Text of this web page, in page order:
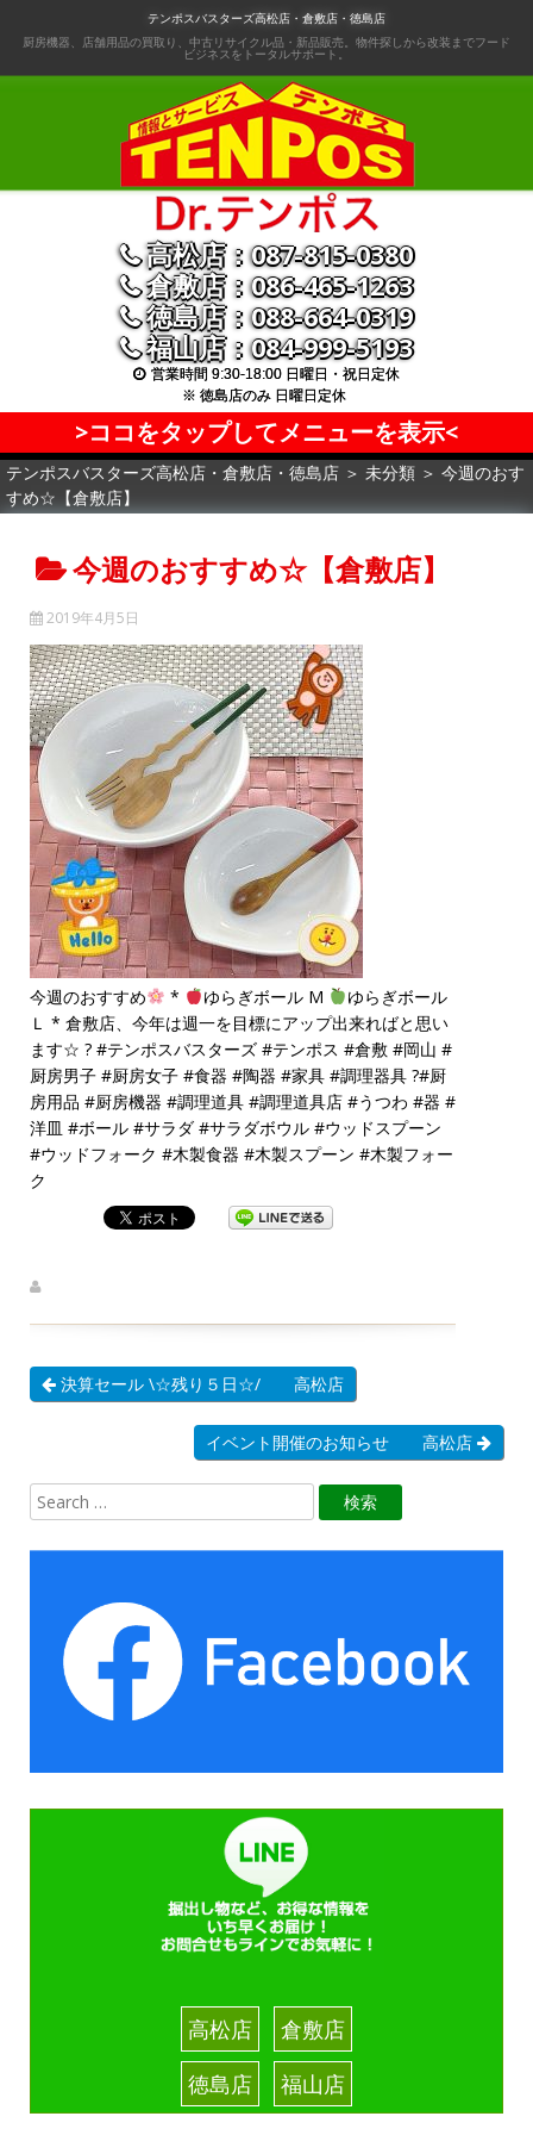
動
テンポスバスターズ高松店・倉敷店・徳島店
厨房機器、店舗用品の買取り、中古リサイクル品・新品販売。物件探しから改装までフード
ビジネスをトータルサポート。
高松店：087-815-0380
倉敷店：086-465-1263
徳島店：088-664-0319
福山店：084-999-5193
営業時間 9:30-18:00 日曜日・祝日定休
※ 徳島店のみ 日曜日定休
>ココをタップしてメニューを表示<
テンポスバスターズ高松店・倉敷店・徳島店 ＞ 未分類 ＞ 今週のおす
すめ☆【倉敷店】
今週のおすすめ☆【倉敷店】
2019年4月5日
今週のおすすめ * ゆらぎボールM
ゆらぎボール
Ｌ * 倉敷店、今年は週一を目標にアップ出来ればと思い
ます☆ ? #テンポスバスターズ #テンポス #倉敷 # 岡山 #
厨房男子 #厨房女子 #食器 #陶器 #家具 #調理器具 ?#厨
房用品 #厨房機器 #調理道具 #調理道具店 #うつわ #器 #
洋皿 #ボール #サラダ #サラダボウル #ウッドスプーン
#ウッドフォーク #木製食器 #木製スプーン #木製フォー
ク
決算セール \☆残り５日☆/ 高松店
イベント開催のお知らせ 高松店
高松店
倉敷店
徳島店
福山店